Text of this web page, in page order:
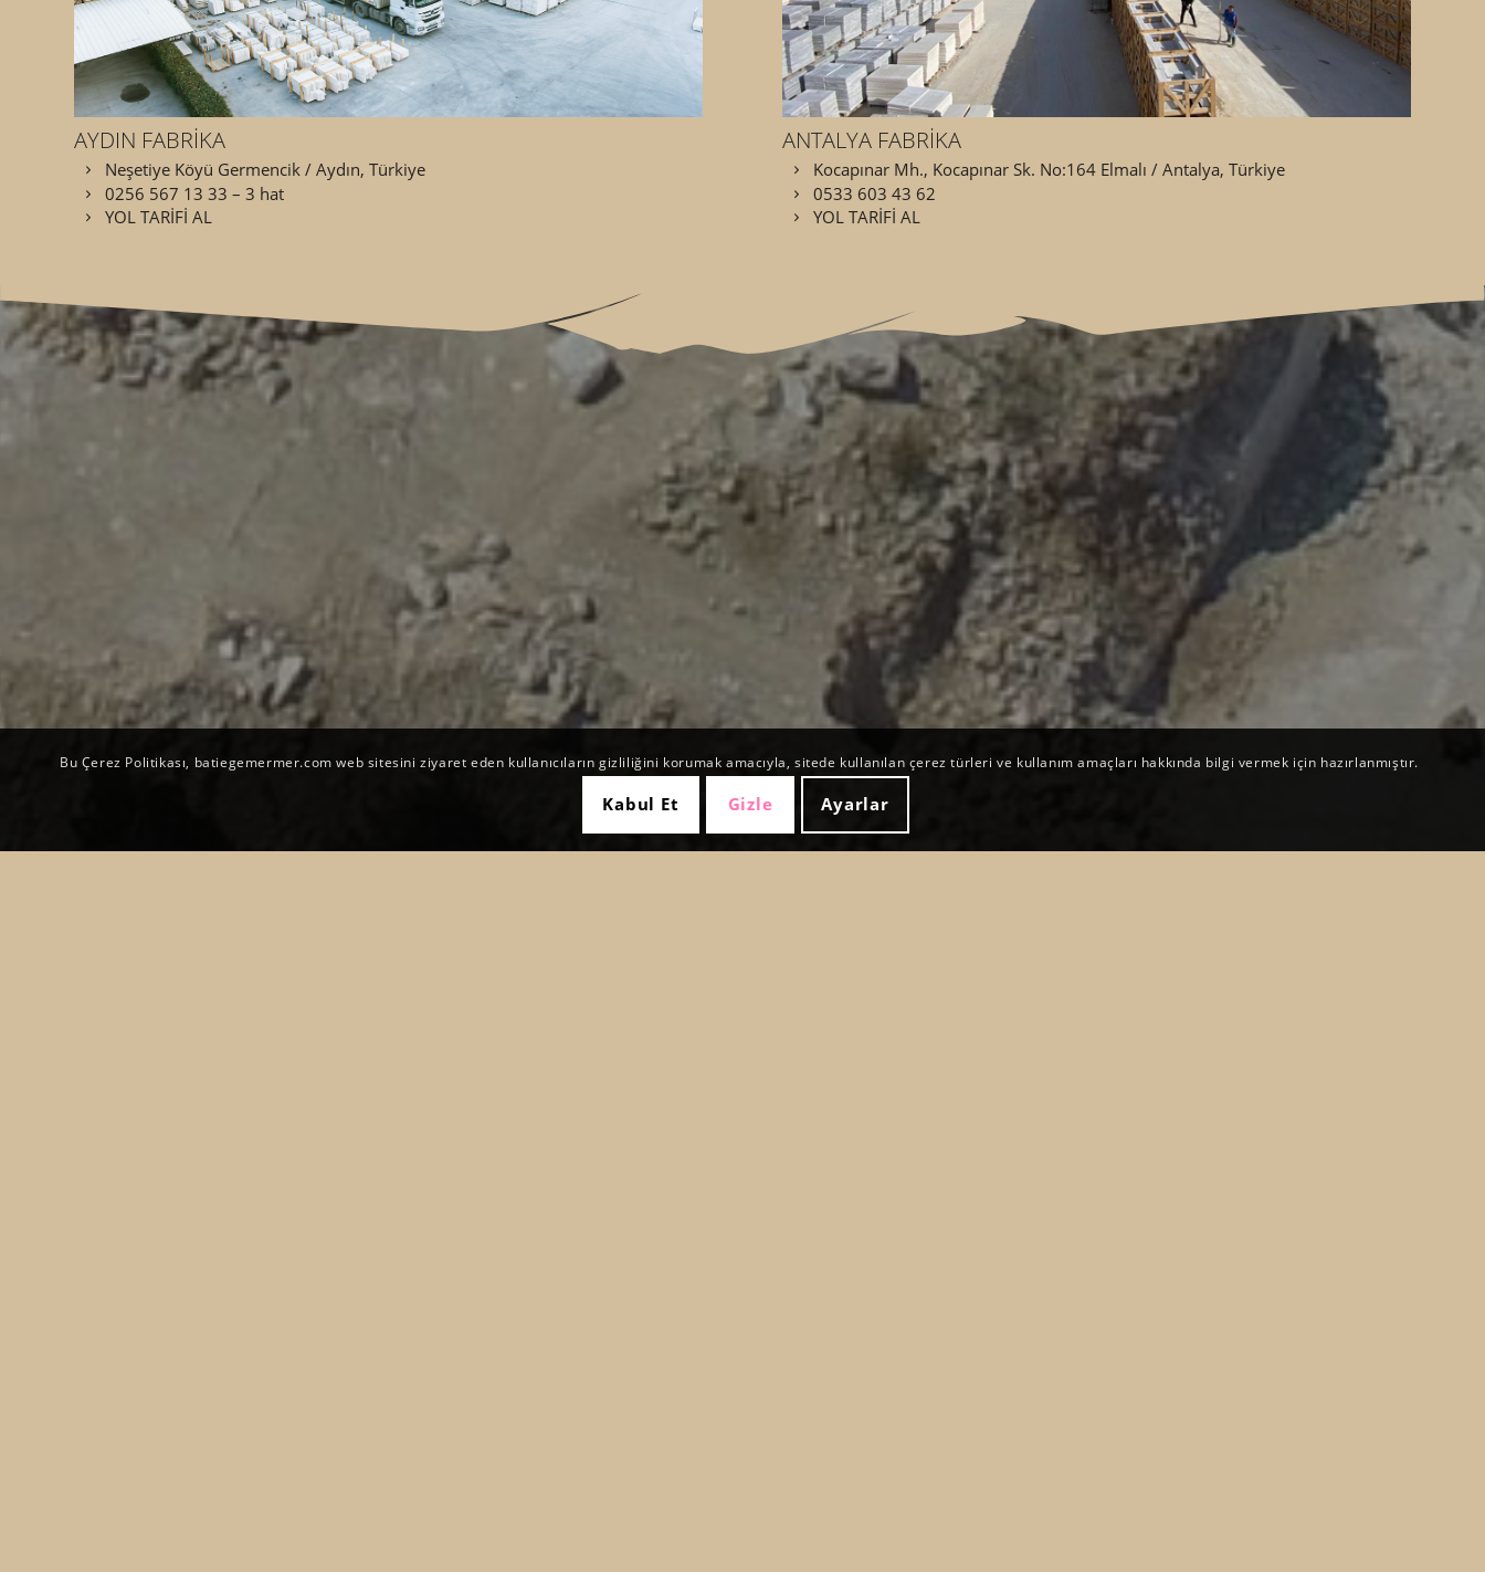
AYDIN FABRİKA
Neşetiye Köyü Germencik / Aydın, Türkiye
0256 567 13 33 – 3 hat
YOL TARİFİ AL
ANTALYA FABRİKA
Kocapınar Mh., Kocapınar Sk. No:164 Elmalı / Antalya, Türkiye
0533 603 43 62
YOL TARİFİ AL
Bu Çerez Politikası, batiegemermer.com web sitesini ziyaret eden kullanıcıların gizliliğini korumak amacıyla, sitede kullanılan çerez türleri ve kullanım amaçları hakkında bilgi vermek için hazırlanmıştır.
Kabul Et Gizle Ayarlar